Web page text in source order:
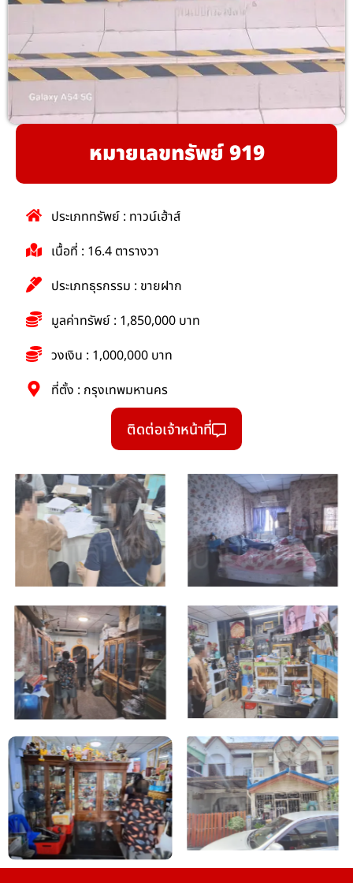
หมายเลขทรัพย์ 919
ประเภททรัพย์ : ทาวน์เฮ้าส์
เนื้อที่ : 16.4 ตารางวา
ประเภทธุรกรรม : ขายฝาก
มูลค่าทรัพย์ : 1,850,000 บาท
วงเงิน : 1,000,000 บาท
ที่ตั้ง : กรุงเทพมหานคร
ติดต่อเจ้าหน้าที่